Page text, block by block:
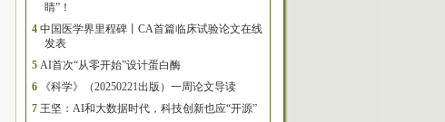
睛”！
4 中国医学界里程碑丨CA首篇临床试验论文在线
发表
5 AI首次“从零开始”设计蛋白酶
6
《科学》（20250221出版）一周论文导读
7 王坚：AI和大数据时代，科技创新也应“开源”